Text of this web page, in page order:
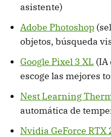
asistente)
Adobe Photoshop
objetos, búsqueda
Google Pixel 3 XL (IA
escoge las mejores
Nest Learning
automática de
Nvidia GeForce RTX